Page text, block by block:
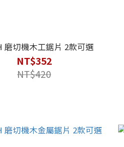
磨切機木工鋸片 2款可選
NT$352
NT$420